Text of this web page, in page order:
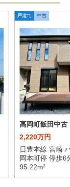
戸建て 中古
高岡町飯田中古
2,220万円
日豊本線 宮崎
岡本町停 停歩6
95.22m²